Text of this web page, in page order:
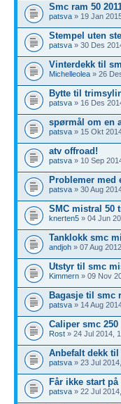
Smc ram 50
patsva » 19 Jan
Stempel uten
patsva » 30 Des
Vinterdekk til
Michelleolea » 26
Bytte til
patsva » 16 Des
spørmål om en
patsva » 15 Okt
atv offroad!
patsva » 10 Sep
Problemer med
patsva » 30 Aug
SMC mistral 50
knerten5 » 04 Jun
Tanklokk smc
andjoh » 07 Aug
Utstyr til smc
Kimmern » 09 Nov
Bagasje til smc
patsva » 14 Aug
Caliper smc 250
Rost » 24 Jul 2014,
Anbefalt dekk til
patsva » 23 Jul
Får ikke start
patsva » 22 Jul